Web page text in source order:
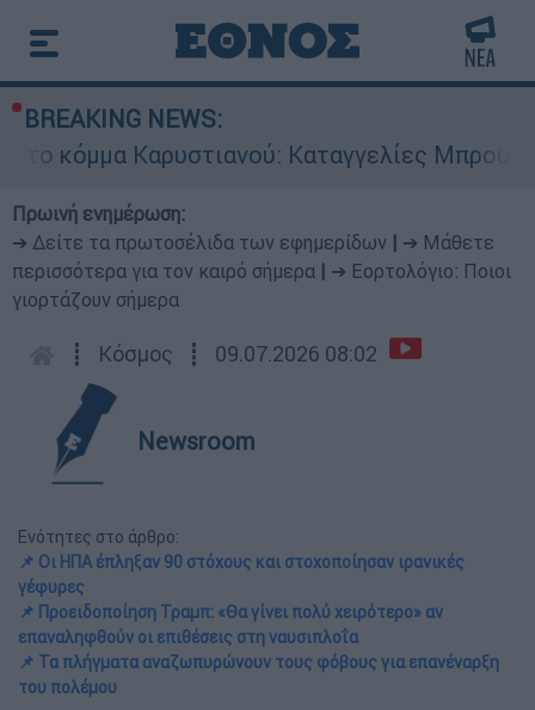
BREAKING NEWS:
Καρυστιανού: Καταγγελίες Μπρουτζάκη για
Πρωινή ενημέρωση:
➔ Δείτε τα πρωτοσέλιδα των εφημερίδων
➔ Μάθετε
περισσότερα για τον καιρό σήμερα
➔ Εορτολόγιο: Ποιοι
γιορτάζουν σήμερα
┋ Κόσμος ┋ 09.07.2026 08:02
Newsroom
Ενότητες στο άρθρο:
📌 Οι ΗΠΑ έπληξαν 90 στόχους και στοχοποίησαν ιρανικές
γέφυρες
📌 Προειδοποίηση Τραμπ: «Θα γίνει πολύ χειρότερο» αν
επαναληφθούν οι επιθέσεις στη ναυσιπλοΐα
📌 Τα πλήγματα αναζωπυρώνουν τους φόβους για επανέναρξη
του πολέμου